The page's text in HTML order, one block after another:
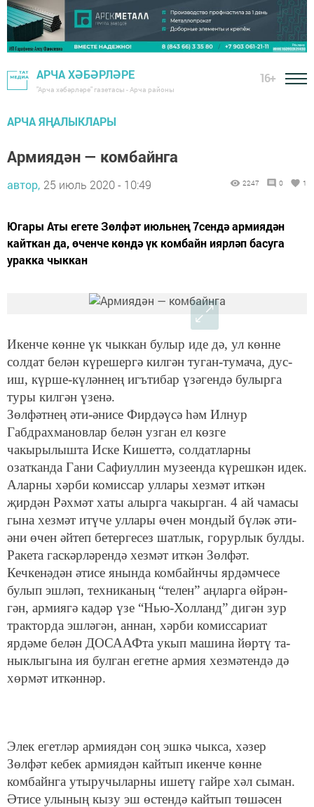
АРЧА ХӘБӘРЛӘРЕ
"Арча хәбәрләре" газетасы - Арча районы
16+
АРЧА ЯҢАЛЫКЛАРЫ
Армиядән — комбайнга
автор, 25 июль 2020 - 10:49 2247 0 1
Югары Аты егете Зөлфәт июльнең 7сендә армиядән
кайткан да, өченче көндә үк комбайн иярләп басуга
уракка чыккан
Икенче көнне үк чыккан булыр иде дә, ул көнне
солдат белән күрешергә килгән туган-тумача, дус-
иш, күрше-күләннең игътибар үзәгендә булырга
туры килгән үзенә.
Зөлфәтнең әти-әнисе Фирдәүсә һәм Илнур
Габдрахмановлар белән узган ел көзге
чакырылышта Иске Кишеттә, солдатларны
озатканда Гани Сафиуллин музеенда күрешкән идек.
Аларны хәрби комиссар уллары хезмәт иткән
җирдән Рәхмәт хаты алырга чакырган. 4 ай чамасы
гына хезмәт итүче уллары өчен мондый бүләк әти-
әни өчен әйтеп бетергесез шатлык, горурлык булды.
Ракета гаскәрләрендә хезмәт иткән Зөлфәт.
Кечкенәдән әтисе янында комбайнчы ярдәмчесе
булып эшләп, техниканың “телен” аңларга өйрән-
гән, армиягә кадәр үзе “Нью-Холланд” дигән зур
тракторда эшләгән, аннан, хәрби комиссариат
ярдәме белән ДОСААФта укып машина йөртү та-
ныклыгына ия булган егетне армия хезмәтендә дә
хөрмәт иткәннәр.
Элек егетләр армиядән соң эшкә чыкса, хәзер
Зөлфәт кебек армиядән кайтып икенче көнне
комбайнга утыручыларны ишетү гайре хәл сыман.
Әтисе улының кызу эш өстендә кайтып төшәсен